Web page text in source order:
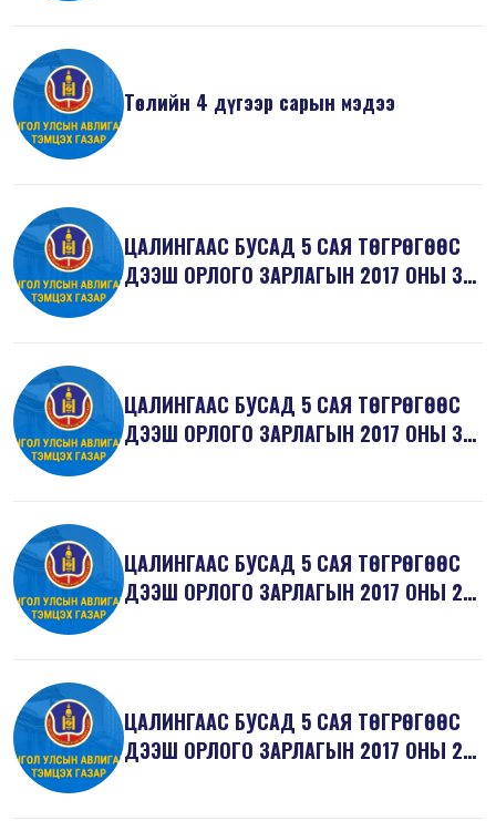
Төслийн 4 дүгээр сарын мэдээ
ЦАЛИНГААС БУСАД 5 САЯ ТӨГРӨГӨӨС
ДЭЭШ ОРЛОГО ЗАРЛАГЫН 2017 ОНЫ 3
ЦАЛИНГААС БУСАД 5 САЯ ТӨГРӨГӨӨС
ДЭЭШ ОРЛОГО ЗАРЛАГЫН 2017 ОНЫ 3
ЦАЛИНГААС БУСАД 5 САЯ ТӨГРӨГӨӨС
ДЭЭШ ОРЛОГО ЗАРЛАГЫН 2017 ОНЫ 2
ЦАЛИНГААС БУСАД 5 САЯ ТӨГРӨГӨӨС
ДЭЭШ ОРЛОГО ЗАРЛАГЫН 2017 ОНЫ 2